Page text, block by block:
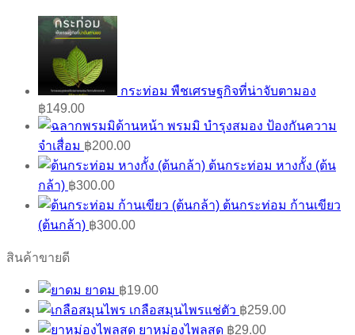
กระท่อม พืชเศรษฐกิจที่น่าจับตามอง
฿149.00
พรมมิ บำรุงสมอง ป้องกันความ
จำเสื่อม ฿200.00
ต้นกระท่อม หางกั้ง (ต้น
กล้า) ฿300.00
ต้นกระท่อม ก้านเขียว
(ต้นกล้า) ฿300.00
สินค้าขายดี
ยาดม ฿19.00
เกลือสมุนไพรแช่ตัว ฿259.00
ยาหม่องไพลสด ฿29.00